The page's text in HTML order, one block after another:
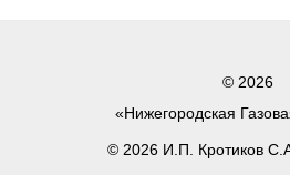
© 2026
«Нижегородская
© 2026 И.П. Кротиков